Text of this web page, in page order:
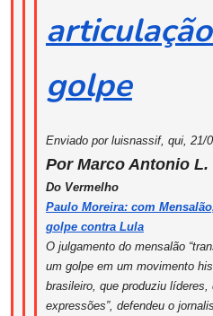
golpe
Enviado por luisnassif, qui, 21/
Por Marco Antonio L.
Do Vermelho
Paulo Moreira: com
golpe contra Lula
O julgamento do mensalão
um golpe em um movimento
brasileiro, que produziu líderes,
expressões”, defendeu o